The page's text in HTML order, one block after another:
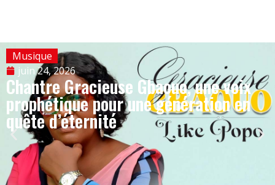
Musique
juin 24, 2026
Chantre Gracieuse Gbaouo, une voix
prophétique pour une génération en
quête d’éternité